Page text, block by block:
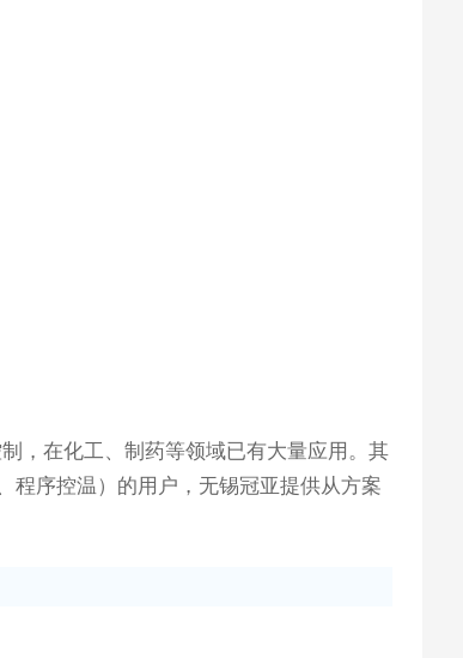
，在化工、制药等领域已有大量应用。其
程序控温）的用户，无锡冠亚提供从方案